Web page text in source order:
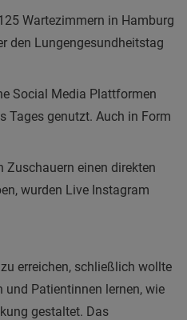
Wartezimmern in Hamburg
den Lungengesundheitstag
Social Media Plattformen
Tages genutzt. Auch in Form
Zuschauern einen direkten
wurden Live Instagram
erreichen, schließlich wollte
Patientinnen lernen, wie
gestaltet. Das